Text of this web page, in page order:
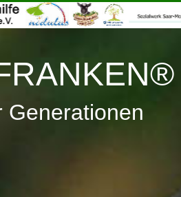
Menü ≡
Generationen